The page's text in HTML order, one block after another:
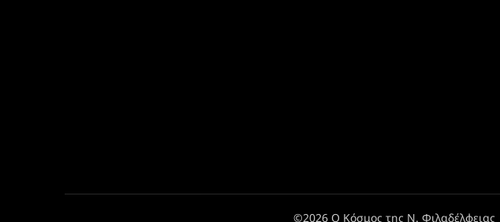
©2026 Ο Κόσμος της Ν. Φιλαδέλφειας